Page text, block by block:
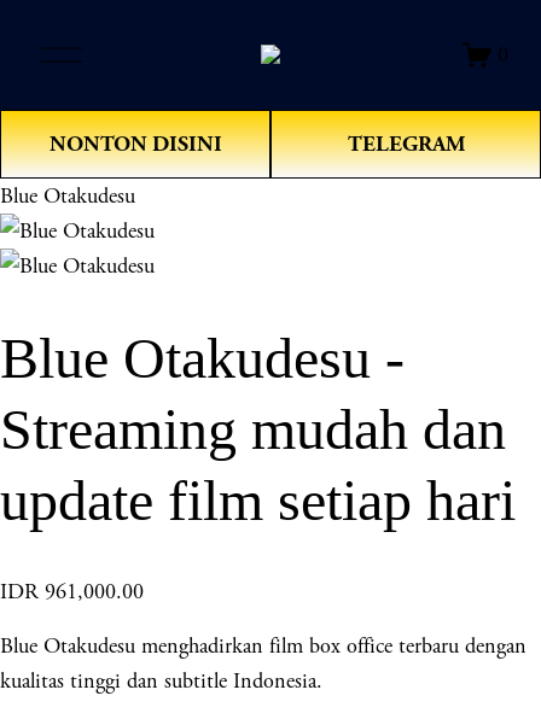
e
n
M
e
u
0
NONTON DISINI TELEGRAM
Blue Otakudesu
Blue Otakudesu -
Streaming mudah dan
update film setiap hari
IDR 961,000.00
Blue Otakudesu menghadirkan film box office terbaru dengan
kualitas tinggi dan subtitle Indonesia.